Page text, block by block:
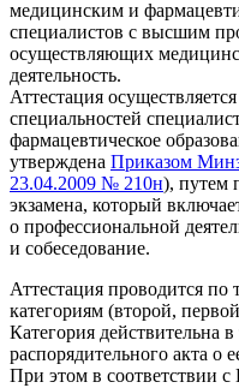
медицинским и
специалистов с высшим
осуществляющих
деятельность.
Аттестация
специальностей
фармацевтическое
утверждена Приказом
23.04.2009 № 210н), путем
экзамена, который
о профессиональной
и собеседование.
Аттестация проводится
категориям (второй,
Категория действительна
распорядительного акта о
При этом в соответствии